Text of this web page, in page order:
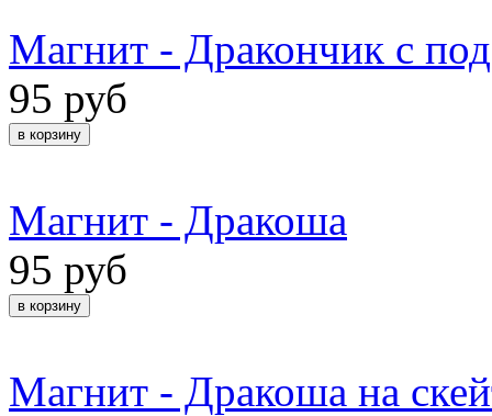
Магнит - Дракончик с
95 руб
Магнит - Дракоша
95 руб
Магнит - Дракоша на